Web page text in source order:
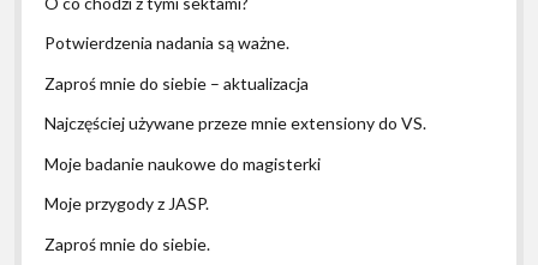
Potwierdzenia nadania są ważne.
Zaproś mnie do siebie – aktualizacja
Najczęściej używane przeze mnie extensiony do VS.
Moje badanie naukowe do magisterki
Moje przygody z JASP.
Zaproś mnie do siebie.